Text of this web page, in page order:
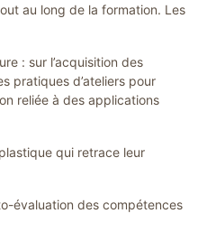
au long de la formation. Les
: sur l’acquisition des
pratiques d’ateliers pour
reliée à des applications
qui retrace leur
évaluation des compétences